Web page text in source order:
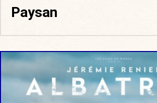
Paysan